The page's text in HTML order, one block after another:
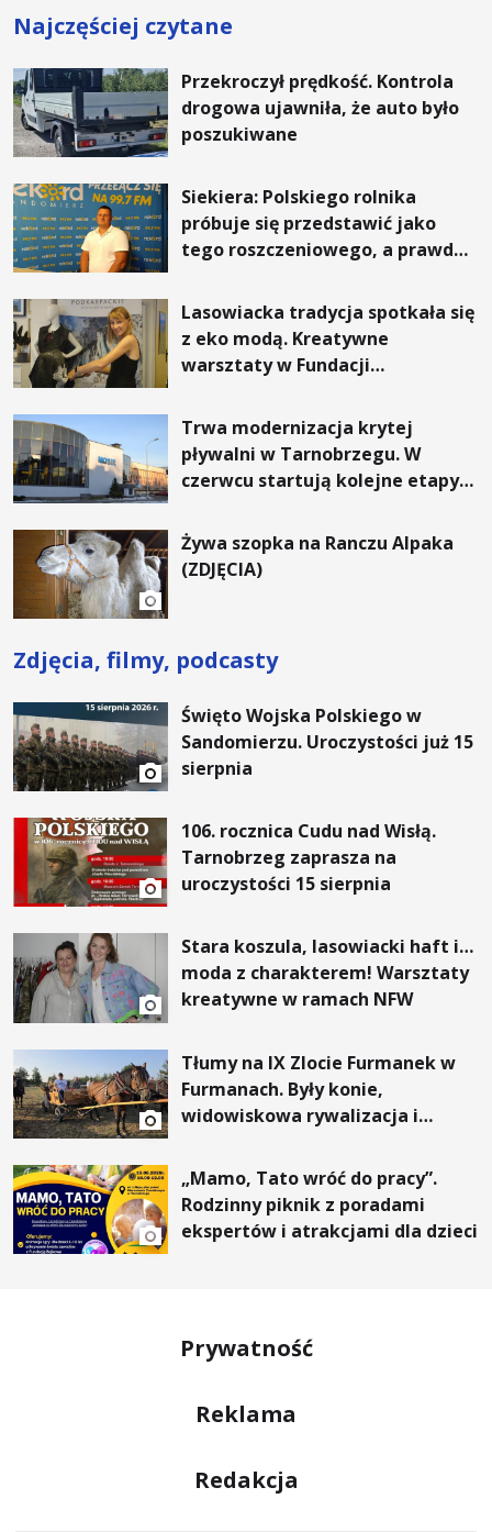
Najczęściej czytane
Przekroczył prędkość. Kontrola
drogowa ujawniła, że auto było
poszukiwane
Siekiera: Polskiego rolnika
próbuje się przedstawić jako
tego roszczeniowego, a prawda
Lasowiacka tradycja spotkała się
z eko modą. Kreatywne
warsztaty w Fundacji
Trwa modernizacja krytej
pływalni w Tarnobrzegu. W
czerwcu startują kolejne etapy
Żywa szopka na Ranczu Alpaka
(ZDJĘCIA)
Zdjęcia, filmy, podcasty
Święto Wojska Polskiego w
Sandomierzu. Uroczystości już 15
sierpnia
106. rocznica Cudu nad Wisłą.
Tarnobrzeg zaprasza na
uroczystości 15 sierpnia
Stara koszula, lasowiacki haft i…
moda z charakterem! Warsztaty
kreatywne w ramach NFW
Tłumy na IX Zlocie Furmanek w
Furmanach. Były konie,
widowiskowa rywalizacja i
„Mamo, Tato wróć do pracy”.
Rodzinny piknik z poradami
ekspertów i atrakcjami dla dzieci
Prywatność
Reklama
Redakcja